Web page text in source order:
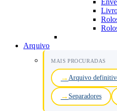
Arquivo
MAIS PROCURADAS
Arquivo
Separadores